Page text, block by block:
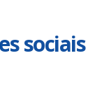
sociais